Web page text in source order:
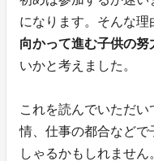
になります。そんな理
向かって進む子供の努
いかと考えました。
これを読んでいただ
情、仕事の都合などで
しゃるかもしれませ